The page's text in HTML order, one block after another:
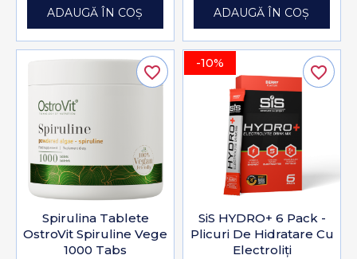
ADAUGĂ ÎN COȘ ADAUGĂ ÎN COȘ
Spirulina Tablete
OstroVit Spiruline Vege
1000 Tabs
favorite_border -10%
SiS HYDRO+ 6 Pack -
Plicuri De Hidratare Cu
Electroliți
favorite_border